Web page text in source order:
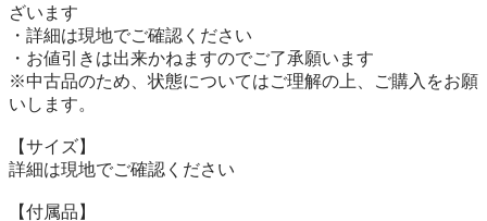
ざいます
・詳細は現地でご確認ください
・お値引きは出来かねますのでご了承願います
※中古品のため、状態についてはご理解の上、ご購入をお願
いします。
【サイズ】
詳細は現地でご確認ください
【付属品】